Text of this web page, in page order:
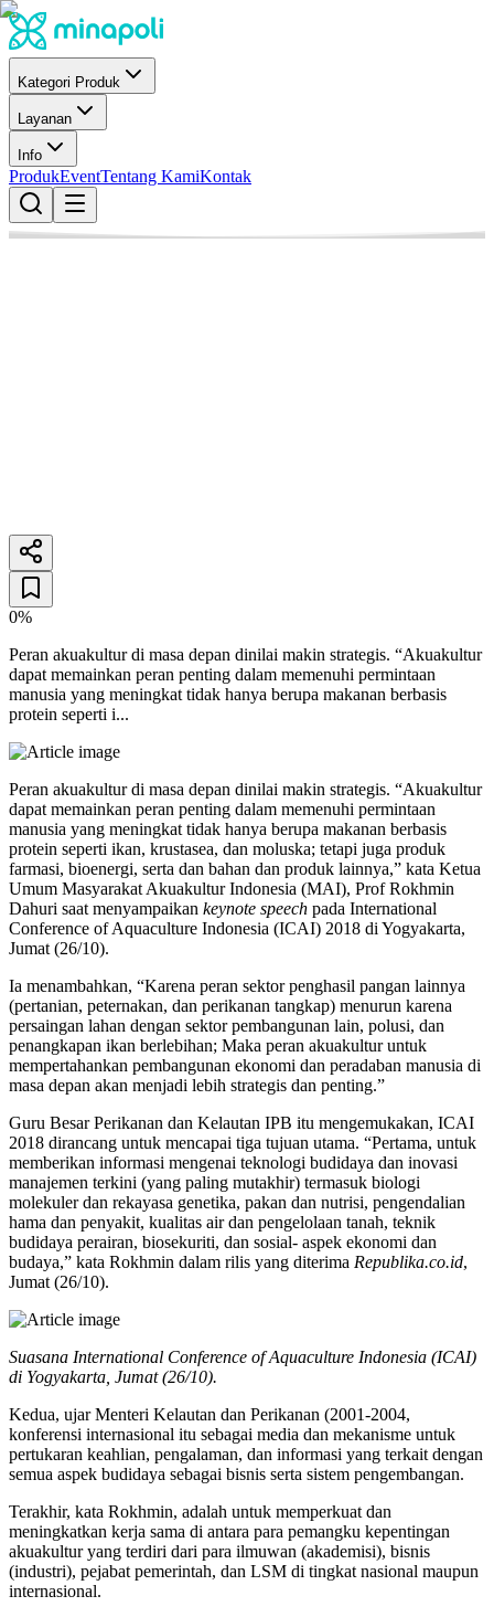
Kategori Produk
Layanan
Info
ProdukEventTentang KamiKontak
2
0%
Peran akuakultur di masa depan dinilai makin strategis. “Akuakultur
dapat memainkan peran penting dalam memenuhi permintaan
manusia yang meningkat tidak hanya berupa makanan berbasis
protein seperti i...
Peran akuakultur di masa depan dinilai makin strategis. “Akuakultur
dapat memainkan peran penting dalam memenuhi permintaan
manusia yang meningkat tidak hanya berupa makanan berbasis
protein seperti ikan, krustasea, dan moluska; tetapi juga produk
farmasi, bioenergi, serta dan bahan dan produk lainnya,” kata Ketua
Umum Masyarakat Akuakultur Indonesia (MAI), Prof Rokhmin
Dahuri saat menyampaikan keynote speech pada International
Conference of Aquaculture Indonesia (ICAI) 2018 di Yogyakarta,
Jumat (26/10).
Ia menambahkan, “Karena peran sektor penghasil pangan lainnya
(pertanian, peternakan, dan perikanan tangkap) menurun karena
persaingan lahan dengan sektor pembangunan lain, polusi, dan
penangkapan ikan berlebihan; Maka peran akuakultur untuk
mempertahankan pembangunan ekonomi dan peradaban manusia di
masa depan akan menjadi lebih strategis dan penting.”
Guru Besar Perikanan dan Kelautan IPB itu mengemukakan, ICAI
2018 dirancang untuk mencapai tiga tujuan utama. “Pertama, untuk
memberikan informasi mengenai teknologi budidaya dan inovasi
manajemen terkini (yang paling mutakhir) termasuk biologi
molekuler dan rekayasa genetika, pakan dan nutrisi, pengendalian
hama dan penyakit, kualitas air dan pengelolaan tanah, teknik
budidaya perairan, biosekuriti, dan sosial- aspek ekonomi dan
budaya,” kata Rokhmin dalam rilis yang diterima Republika.co.id,
Jumat (26/10).
Suasana International Conference of Aquaculture Indonesia (ICAI)
di Yogyakarta, Jumat (26/10).
Kedua, ujar Menteri Kelautan dan Perikanan (2001-2004,
konferensi internasional itu sebagai media dan mekanisme untuk
pertukaran keahlian, pengalaman, dan informasi yang terkait dengan
semua aspek budidaya sebagai bisnis serta sistem pengembangan.
Terakhir, kata Rokhmin, adalah untuk memperkuat dan
meningkatkan kerja sama di antara para pemangku kepentingan
akuakultur yang terdiri dari para ilmuwan (akademisi), bisnis
(industri), pejabat pemerintah, dan LSM di tingkat nasional maupun
internasional.